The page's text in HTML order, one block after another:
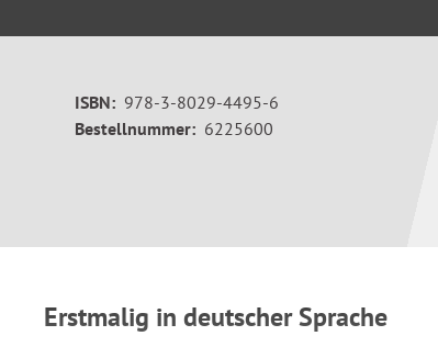
ISBN: 978-3-8029-4495-6
Bestellnummer: 6225600
Erstmalig in deutscher Sprache